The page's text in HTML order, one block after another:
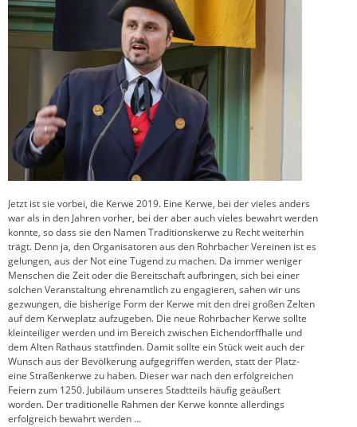
Jetzt ist sie vorbei, die Kerwe 2019. Eine Kerwe, bei der vieles anders
war als in den Jahren vorher, bei der aber auch vieles bewahrt werden
konnte, so dass sie den Namen Traditionskerwe zu Recht weiterhin
trägt. Denn ja, den Organisatoren aus den Rohrbacher Vereinen ist es
gelungen, aus der Not eine Tugend zu machen. Da immer weniger
Menschen die Zeit oder die Bereitschaft aufbringen, sich bei einer
solchen Veranstaltung ehrenamtlich zu engagieren, sahen wir uns
gezwungen, die bisherige Form der Kerwe mit den drei großen Zelten
auf dem Kerweplatz aufzugeben. Die neue Rohrbacher Kerwe sollte
kleinteiliger werden und im Bereich zwischen Eichendorffhalle und
dem Alten Rathaus stattfinden. Damit sollte ein Stück weit auch der
Wunsch aus der Bevölkerung aufgegriffen werden, statt der Platz-
eine Straßenkerwe zu haben. Dieser war nach den erfolgreichen
Feiern zum 1250. Jubiläum unseres Stadtteils häufig geäußert
worden. Der traditionelle Rahmen der Kerwe konnte allerdings
erfolgreich bewahrt werden …